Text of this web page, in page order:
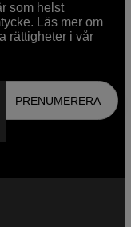
som helst
Läs mer om
rättigheter ivår
PRENUMERERA